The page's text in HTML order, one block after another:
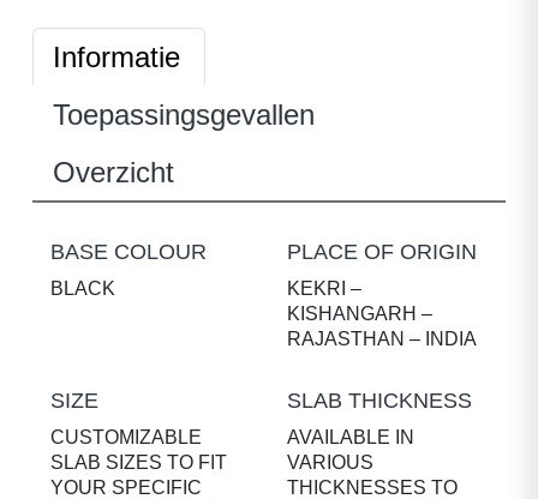
Informatie
Toepassingsgevallen
Overzicht
BASE COLOUR
BLACK
PLACE OF ORIGIN
KEKRI –
KISHANGARH –
RAJASTHAN – INDIA
SIZE
CUSTOMIZABLE
SLAB SIZES TO FIT
YOUR SPECIFIC
SLAB THICKNESS
AVAILABLE IN
VARIOUS
THICKNESSES TO